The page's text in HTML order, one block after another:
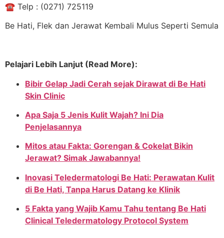
☎ ️ Telp : (0271) 725119
Be Hati, Flek dan Jerawat Kembali Mulus Seperti Semula
Pelajari Lebih Lanjut (Read More):
Bibir Gelap Jadi Cerah sejak Dirawat di Be Hati
Skin Clinic
Apa Saja 5 Jenis Kulit Wajah? Ini Dia
Penjelasannya
Mitos atau Fakta: Gorengan & Cokelat Bikin
Jerawat? Simak Jawabannya!
Inovasi Teledermatologi Be Hati: Perawatan Kulit
di Be Hati, Tanpa Harus Datang ke Klinik
5 Fakta yang Wajib Kamu Tahu tentang Be Hati
Clinical Teledermatology Protocol System